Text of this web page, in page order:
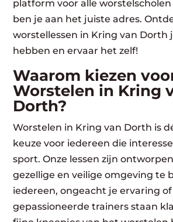
platform voor alle
ben je aan het juiste adres.
worstellessen in Kring van Dorth
hebben en ervaar het zelf!
Waarom kiezen
Worstelen in Kring
Dorth?
Worstelen in Kring van Dorth is
keuze voor iedereen die
sport. Onze lessen zijn
gezellige en veilige omgeving te
iedereen, ongeacht je ervaring
gepassioneerde trainers staan